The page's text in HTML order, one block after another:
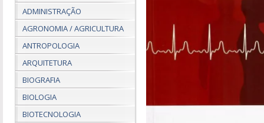
ADMINISTRAÇÃO
AGRONOMIA / AGRICULTURA
ANTROPOLOGIA
ARQUITETURA
BIOGRAFIA
BIOLOGIA
BIOTECNOLOGIA